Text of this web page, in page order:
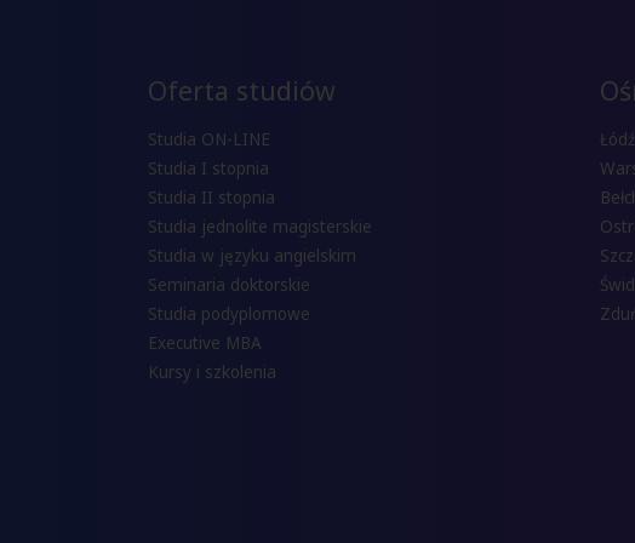
Oferta studiów
Studia ON-LINE
Studia I stopnia
Studia II stopnia
Studia jednolite magisterskie
Studia w języku angielskim
Seminaria doktorskie
Studia podyplomowe
Executive MBA
Kursy i szkolenia
Łódź